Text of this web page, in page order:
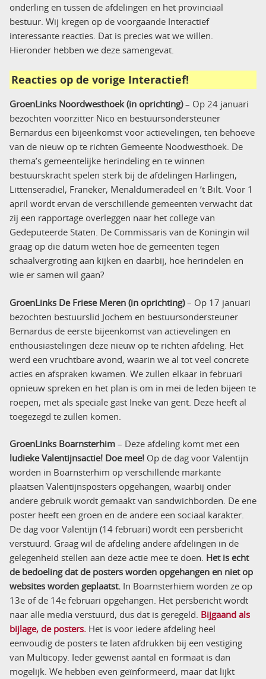
onderling en tussen de afdelingen en het provinciaal
bestuur. Wij kregen op de voorgaande Interactief
interessante reacties. Dat is precies wat we willen.
Hieronder hebben we deze samengevat.
Reacties op de vorige Interactief!
GroenLinks Noordwesthoek (in oprichting)– Op 24 januari
bezochten voorzitter Nico en bestuursondersteuner
Bernardus een bijeenkomst voor actievelingen, ten behoeve
van de nieuw op te richten Gemeente Noodwesthoek. De
thema’s gemeentelijke herindeling en te winnen
bestuurskracht spelen sterk bij de afdelingen Harlingen,
Littenseradiel, Franeker, Menaldumeradeel en ’t Bilt. Voor 1
april wordt ervan de verschillende gemeenten verwacht dat
zij een rapportage overleggen naar het college van
Gedeputeerde Staten. De Commissaris van de Koningin wil
graag op die datum weten hoe de gemeenten tegen
schaalvergroting aan kijken en daarbij, hoe herindelen en
wie er samen wil gaan?
GroenLinks De Friese Meren (in oprichting)– Op 17 januari
bezochten bestuurslid Jochem en bestuursondersteuner
Bernardus de eerste bijeenkomst van actievelingen en
enthousiastelingen deze nieuw op te richten afdeling. Het
werd een vruchtbare avond, waarin we al tot veel concrete
acties en afspraken kwamen. We zullen elkaar in februari
opnieuw spreken en het plan is om in mei de leden bijeen te
roepen, met als speciale gast Ineke van gent. Deze heeft al
toegezegd te zullen komen.
GroenLinks Boarnsterhim – Deze afdeling komt met een
ludieke Valentijnsactie! Doe mee! Op de dag voor Valentijn
worden in Boarnsterhim op verschillende markante
plaatsen Valentijnsposters opgehangen, waarbij onder
andere gebruik wordt gemaakt van sandwichborden. De ene
poster heeft een groen en de andere een sociaal karakter.
De dag voor Valentijn (14 februari) wordt een persbericht
verstuurd. Graag wil de afdeling andere afdelingen in de
gelegenheid stellen aan deze actie mee te doen. Het is echt
de bedoeling dat de posters worden opgehangen en niet op
websites worden geplaatst. In Boarnsterhiem worden ze op
13e of de 14e februari opgehangen. Het persbericht wordt
naar alle media verstuurd, dus dat is geregeld. Bijgaand als
bijlage, de posters. Het is voor iedere afdeling heel
eenvoudig de posters te laten afdrukken bij een vestiging
van Multicopy. Ieder gewenst aantal en formaat is dan
mogelijk. We hebben even geïnformeerd, maar dat lijkt